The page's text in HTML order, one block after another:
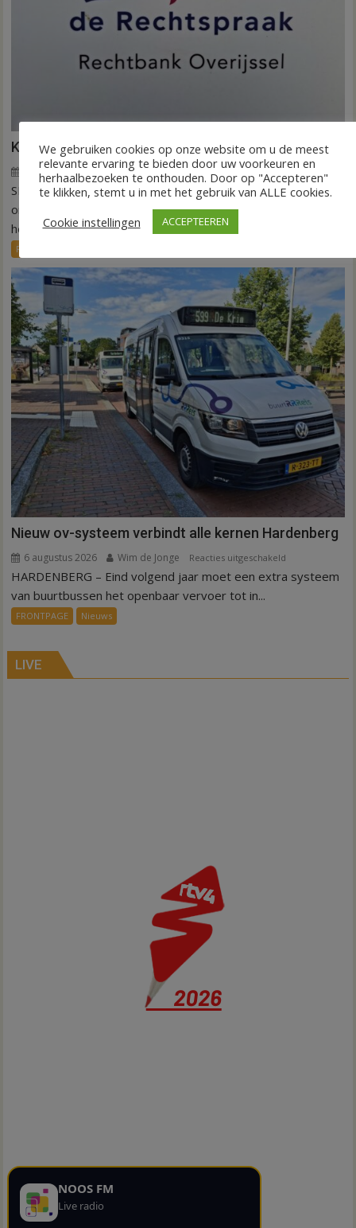
Kantonrechter: 75.000 euro voor ex-werknemers
7 augustus 2026 Wim de Jonge Reacties uitgeschakeld voor
Kantonrechter:
ex-
werknemers
SLAGHAREN – De rechtbank Overijssel heeft een
onderneming uit Slagharen (ROOT Painting) veroordeeld tot
het betalen...
FRONTPAGE
Nieuw ov-systeem verbindt alle kernen Hardenberg
6 augustus 2026 Wim de Jonge Reacties uitgeschakeld
Nieuw
Hardenberg
HARDENBERG – Eind volgend jaar moet een extra systeem
van buurtbussen het openbaar vervoer tot in...
FRONTPAGE Nieuws
LIVE
NOOS FM
Live radio
We gebruiken cookies op onze website om u de meest
relevante ervaring te bieden door uw voorkeuren en
herhaalbezoeken te onthouden. Door op "Accepteren"
te klikken, stemt u in met het gebruik van ALLE cookies.
Cookie instellingen
ACCEPTEEREN